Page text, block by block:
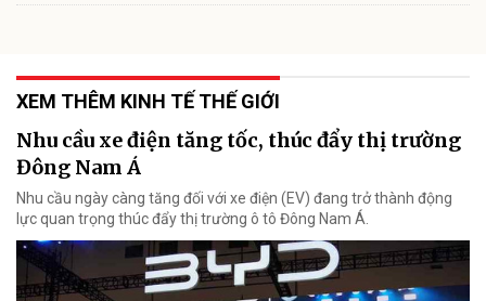
XEM THÊM KINH TẾ THẾ GIỚI
Nhu cầu xe điện tăng tốc, thúc đẩy thị trường
Đông Nam Á
Nhu cầu ngày càng tăng đối với xe điện (EV) đang trở thành động
lực quan trọng thúc đẩy thị trường ô tô Đông Nam Á.